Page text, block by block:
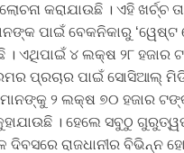
କରାଯାଉଛି । ଏହି ଖର୍ଚ୍ଚ
ପାଇଁ ବେକନିକାରୁ ‘ୱେଷ୍ଟ
। ଏଥିପାଇଁ ୪ ଲକ୍ଷ ୨୮ ହଜାର
ପ୍ରଚାର ପାଇଁ ସୋସିଆଲ୍
୨ ଲକ୍ଷ ୭୦ ହଜାର
। ହେଲେ ସବୁଠୁ
ଦିବସରେ ରାଜଧାନୀର ବିଭିନ୍ନ